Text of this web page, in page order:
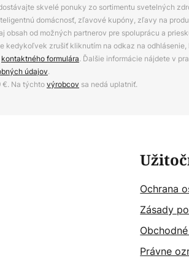
skvelé ponuky zo sortimentu svetelných
domácnosť, zľavové kupóny, zľavy na
od možných partnerov pre spoluprácu a
kedykoľvek zrušiť kliknutím na odkaz na
kontaktného formulára. Ďalšie informácie nájdete v
údajov.
€. Na týchtovýrobcov sa nedá uplatniť.
Ochrana
Zásady
Právne